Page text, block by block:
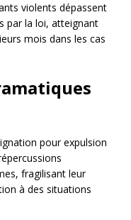
violents dépassent
par la loi, atteignant
mois dans les cas
pour expulsion
fragilisant leur
à des situations